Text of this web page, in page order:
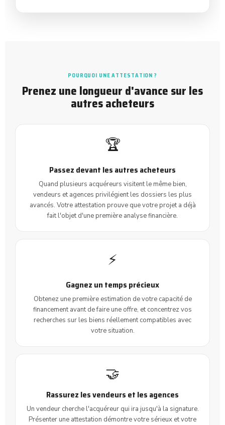
POURQUOI UNE ATTESTATION ?
Prenez une longueur d'avance sur les
autres acheteurs
🏆
Passez devant les autres acheteurs
Quand plusieurs acquéreurs visitent le même bien,
vendeurs et agences privilégient les dossiers les plus
avancés. Votre attestation prouve que votre projet a déjà
fait l'objet d'une première analyse financière.
⚡
Gagnez un temps précieux
Obtenez une première estimation de votre capacité de
financement avant de faire une offre, et concentrez vos
recherches sur les biens réellement compatibles avec
votre situation.
🤝
Rassurez les vendeurs et les agences
Un vendeur cherche l'acquéreur qui ira jusqu'à la signature.
Présenter une attestation démontre votre sérieux et votre